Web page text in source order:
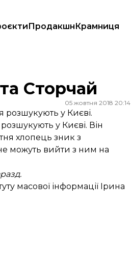
ПродакшнКрамниця
Сторчай
05 жовтня 2018 20:14
розшукують у Києві.
у Києві. Він
хлопець зник з
можуть вийти з ним на
масової інформації Ірина